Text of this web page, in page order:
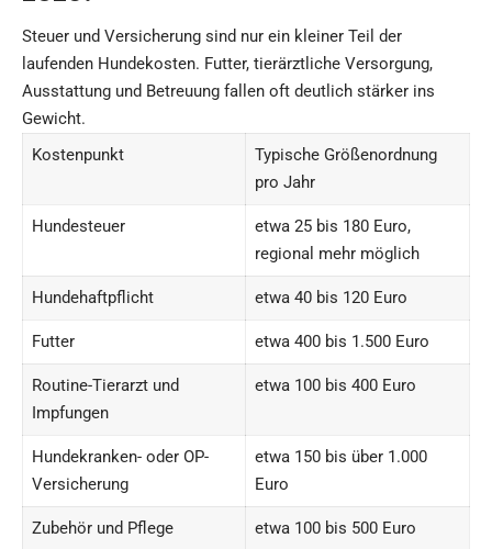
Steuer und Versicherung sind nur ein kleiner Teil der
laufenden Hundekosten. Futter, tierärztliche Versorgung,
Ausstattung und Betreuung fallen oft deutlich stärker ins
Gewicht.
Kostenpunkt
Typische Größenordnung
pro Jahr
Hundesteuer
etwa 25 bis 180 Euro,
regional mehr möglich
Hundehaftpflicht etwa 40 bis 120 Euro
Futter etwa 400 bis 1.500 Euro
Routine-Tierarzt und
Impfungen
etwa 100 bis 400 Euro
Hundekranken- oder OP-
Versicherung
etwa 150 bis über 1.000
Euro
Zubehör und Pflege etwa 100 bis 500 Euro